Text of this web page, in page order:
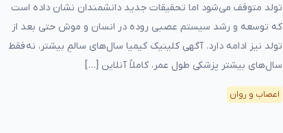
تولد متوقف می‌شود اما تحقیقات جدید دانشمندان نشان داده است
که توسعه و رشد سیستم عصبی روده در انسان و موش حتی بعد از
تولد نیز ادامه دارد. آگهی کلینیک کیمیا سال‌های سالمِ بیشتر، نه فقط
سال‌های بیشتر پزشکی طول عمر، کاملاً آنلاین […]
اعصاب و روان